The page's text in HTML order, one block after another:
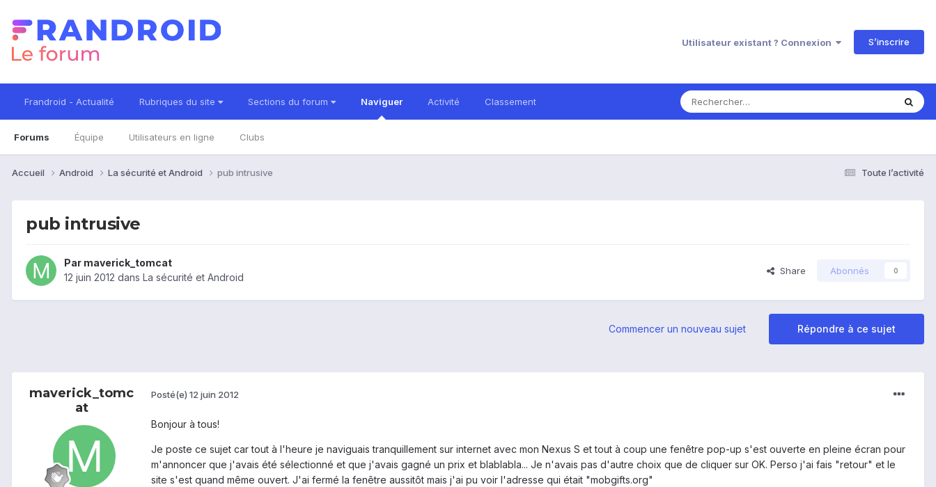
Utilisateur existant ? Connexion S’inscrire
Frandroid - Actualité Rubriques du site Sections du forum Naviguer
Forums Équipe Utilisateurs en ligne Clubs
Activité Classement
Toute l’activité
Accueil Android La sécurité et Android pub intrusive
pub intrusive
Par maverick_tomcat
12 juin 2012 dans La sécurité et Android
Share Abonnés 0
Répondre à ce sujet
Commencer un nouveau sujet
maverick_tomc
at
Posté(e) 12 juin 2012
Bonjour à tous!
Je poste ce sujet car tout à l'heure je naviguais tranquillement sur internet avec mon Nexus S et tout à coup une fenêtre pop-up s'est ouverte en pleine écran pour
m'annoncer que j'avais été sélectionné et que j'avais gagné un prix et blablabla... Je n'avais pas d'autre choix que de cliquer sur OK. Perso j'ai fais "retour" et le
site s'est quand même ouvert. J'ai fermé la fenêtre aussitôt mais j'ai pu voir l'adresse qui était "mobgifts.org"